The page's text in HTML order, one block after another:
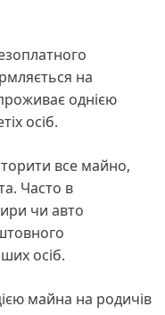
на
однією
осіб.
все майно,
Часто в
чи авто
осіб.
майна на родичів